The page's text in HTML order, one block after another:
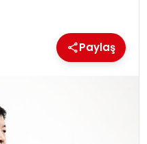
Paylaş